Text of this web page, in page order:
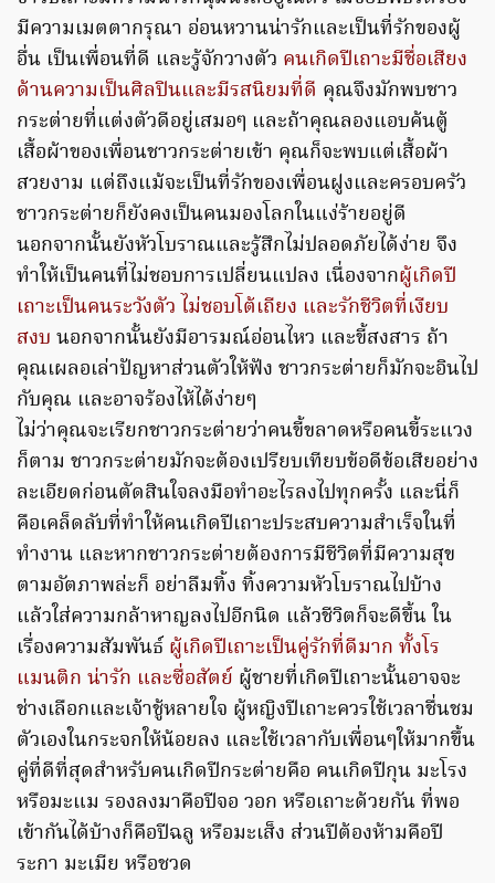
มีความเมตตากรุณา อ่อนหวานน่ารักและเป็นที่รักของผู้
อื่น เป็นเพื่อนที่ดี และรู้จักวางตัว คนเกิดปีเถาะมีชื่อเสียง
ด้านความเป็นศิลปินและมีรสนิยมที่ดี คุณจึงมักพบชาว
กระต่ายที่แต่งตัวดีอยู่เสมอๆ และถ้าคุณลองแอบค้นตู้
เสื้อผ้าของเพื่อนชาวกระต่ายเข้า คุณก็จะพบแต่เสื้อผ้า
สวยงาม แต่ถึงแม้จะเป็นที่รักของเพื่อนฝูงและครอบครัว
ชาวกระต่ายก็ยังคงเป็นคนมองโลกในแง่ร้ายอยู่ดี
นอกจากนั้นยังหัวโบราณและรู้สึกไม่ปลอดภัยได้ง่าย จึง
ทำให้เป็นคนที่ไม่ชอบการเปลี่ยนแปลง เนื่องจากผู้เกิดปี
เถาะเป็นคนระวังตัว ไม่ชอบโต้เถียง และรักชีวิตที่เงียบ
สงบ นอกจากนั้นยังมีอารมณ์อ่อนไหว และขี้สงสาร ถ้า
คุณเผลอเล่าปัญหาส่วนตัวให้ฟัง ชาวกระต่ายก็มักจะอินไป
กับคุณ และอาจร้องไห้ได้ง่ายๆ
ไม่ว่าคุณจะเรียกชาวกระต่ายว่าคนขี้ขลาดหรือคนขี้ระแวง
ก็ตาม ชาวกระต่ายมักจะต้องเปรียบเทียบข้อดีข้อเสียอย่าง
ละเอียดก่อนตัดสินใจลงมือทำอะไรลงไปทุกครั้ง และนี่ก็
คือเคล็ดลับที่ทำให้คนเกิดปีเถาะประสบความสำเร็จในที่
ทำงาน และหากชาวกระต่ายต้องการมีชีวิตที่มีความสุข
ตามอัตภาพล่ะก็ อย่าลืมทิ้ง ทิ้งความหัวโบราณไปบ้าง
แล้วใส่ความกล้าหาญลงไปอีกนิด แล้วชีวิตก็จะดีขึ้น ใน
เรื่องความสัมพันธ์ ผู้เกิดปีเถาะเป็นคู่รักที่ดีมาก ทั้งโร
แมนติก น่ารัก และซื่อสัตย์ ผู้ชายที่เกิดปีเถาะนั้นอาจจะ
ช่างเลือกและเจ้าชู้หลายใจ ผู้หญิงปีเถาะควรใช้เวลาชื่นชม
ตัวเองในกระจกให้น้อยลง และใช้เวลากับเพื่อนๆให้มากขึ้น
คู่ที่ดีที่สุดสำหรับคนเกิดปีกระต่ายคือ คนเกิดปีกุน มะโรง
หรือมะแม รองลงมาคือปีจอ วอก หรือเถาะด้วยกัน ที่พอ
เข้ากันได้บ้างก็คือปีฉลู หรือมะเส็ง ส่วนปีต้องห้ามคือปี
ระกา มะเมีย หรือชวด